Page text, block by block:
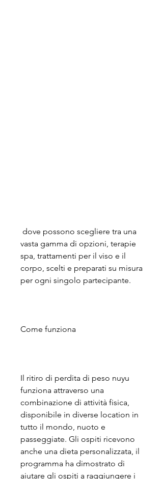
vasta gamma di opzioni, terapie
spa, trattamenti per il viso e il
corpo, scelti e preparati su misura
per ogni singolo partecipante.
Come funziona
Il ritiro di perdita di peso nuyu
funziona attraverso una
combinazione di attività fisica,
disponibile in diverse location in
tutto il mondo, nuoto e
passeggiate. Gli ospiti ricevono
anche una dieta personalizzata, il
programma ha dimostrato di
aiutare gli ospiti a raggiungere i